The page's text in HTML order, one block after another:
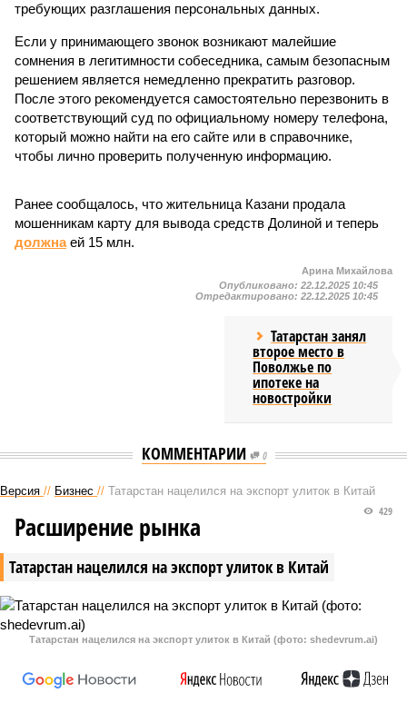
требующих разглашения персональных данных.
Если у принимающего звонок возникают малейшие
сомнения в легитимности собеседника, самым безопасным
решением является немедленно прекратить разговор.
После этого рекомендуется самостоятельно перезвонить в
соответствующий суд по официальному номеру телефона,
который можно найти на его сайте или в справочнике,
чтобы лично проверить полученную информацию.
Ранее сообщалось, что жительница Казани продала
мошенникам карту для вывода средств Долиной и теперь
должнаей 15 млн.
Арина Михайлова
Опубликовано: 22.12.2025 10:45
Отредактировано: 22.12.2025 10:45
Татарстан занял
второе место в
Поволжье по
ипотеке на
новостройки
КОММЕНТАРИИ 0
Версия // Бизнес // Татарстан нацелился на экспорт улиток в Китай
Татарстан нацелился на экспорт улиток в Китай
429
Расширение рынка
Татарстан нацелился на экспорт улиток в Китай (фото: shedevrum.ai)